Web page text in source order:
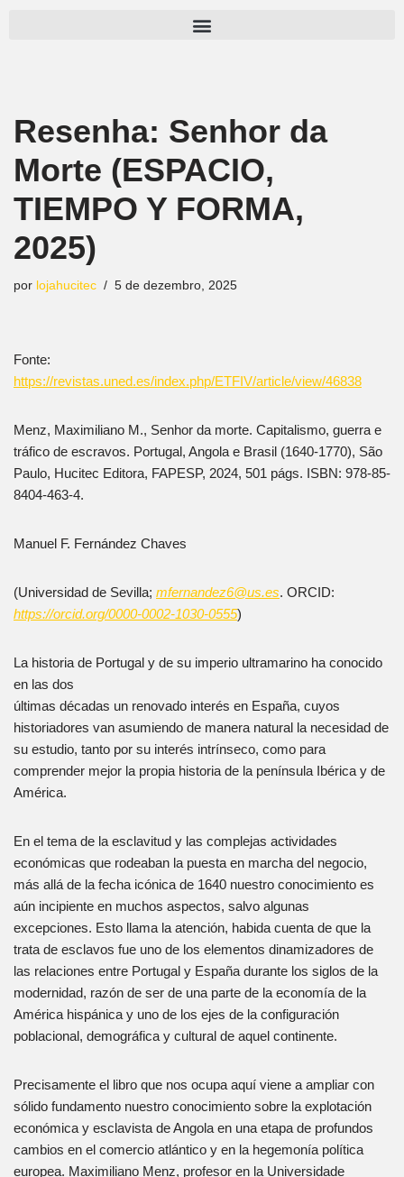
Resenha: Senhor da
Morte (ESPACIO,
TIEMPO Y FORMA,
2025)
por lojahucitec 5 de dezembro, 2025
Fonte:
https://revistas.uned.es/index.php/ETFIV/article/view/46838
Menz, Maximiliano M., Senhor da morte. Capitalismo, guerra e
tráfico de escravos. Portugal, Angola e Brasil (1640-1770), São
Paulo, Hucitec Editora, FAPESP, 2024, 501 págs. ISBN: 978-85-
8404-463-4.
Manuel F. Fernández Chaves
(Universidad de Sevilla; mfernandez6@us.es. ORCID:
https://orcid.org/0000-0002-1030-0555)
La historia de Portugal y de su imperio ultramarino ha conocido
en las dos
últimas décadas un renovado interés en España, cuyos
historiadores van asumiendo de manera natural la necesidad de
su estudio, tanto por su interés intrínseco, como para
comprender mejor la propia historia de la península Ibérica y de
América.
En el tema de la esclavitud y las complejas actividades
económicas que rodeaban la puesta en marcha del negocio,
más allá de la fecha icónica de 1640 nuestro conocimiento es
aún incipiente en muchos aspectos, salvo algunas
excepciones. Esto llama la atención, habida cuenta de que la
trata de esclavos fue uno de los elementos dinamizadores de
las relaciones entre Portugal y España durante los siglos de la
modernidad, razón de ser de una parte de la economía de la
América hispánica y uno de los ejes de la configuración
poblacional, demográfica y cultural de aquel continente.
Precisamente el libro que nos ocupa aquí viene a ampliar con
sólido fundamento nuestro conocimiento sobre la explotación
económica y esclavista de Angola en una etapa de profundos
cambios en el comercio atlántico y en la hegemonía política
europea. Maximiliano Menz, profesor en la Universidade